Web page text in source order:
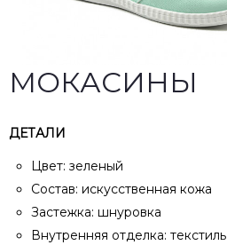
МОКАСИНЫ
ДЕТАЛИ
Цвет: зеленый
Состав: искусственная кожа
Застежка: шнуровка
Внутренняя отделка: текстиль